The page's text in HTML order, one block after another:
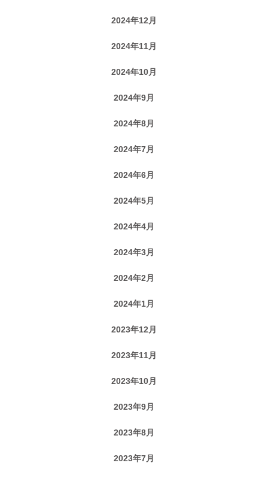
2024年12月
2024年11月
2024年10月
2024年9月
2024年8月
2024年7月
2024年6月
2024年5月
2024年4月
2024年3月
2024年2月
2024年1月
2023年12月
2023年11月
2023年10月
2023年9月
2023年8月
2023年7月